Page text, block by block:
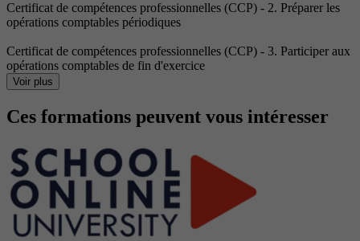
Certificat de compétences professionnelles (CCP) - 2. Préparer les
opérations comptables périodiques
Certificat de compétences professionnelles (CCP) - 3. Participer aux
opérations comptables de fin d'exercice
Voir plus
Ces formations peuvent vous intéresser